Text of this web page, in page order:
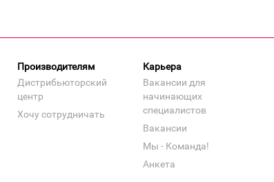
Производителям
Дистрибьюторский
центр
Хочу сотрудничать
Карьера
Вакансии для
начинающих
специалистов
Вакансии
Мы - Команда!
Анкета